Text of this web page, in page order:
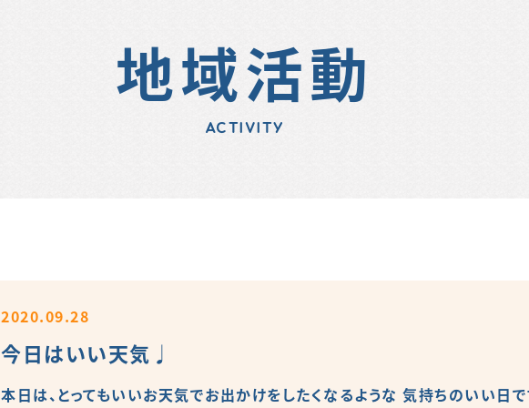
地域活動
ACTIVITY
2020.09.28
今日はいい天気♩
本日は、とってもいいお天気でお出かけをしたくなるような 気持ちのいい日